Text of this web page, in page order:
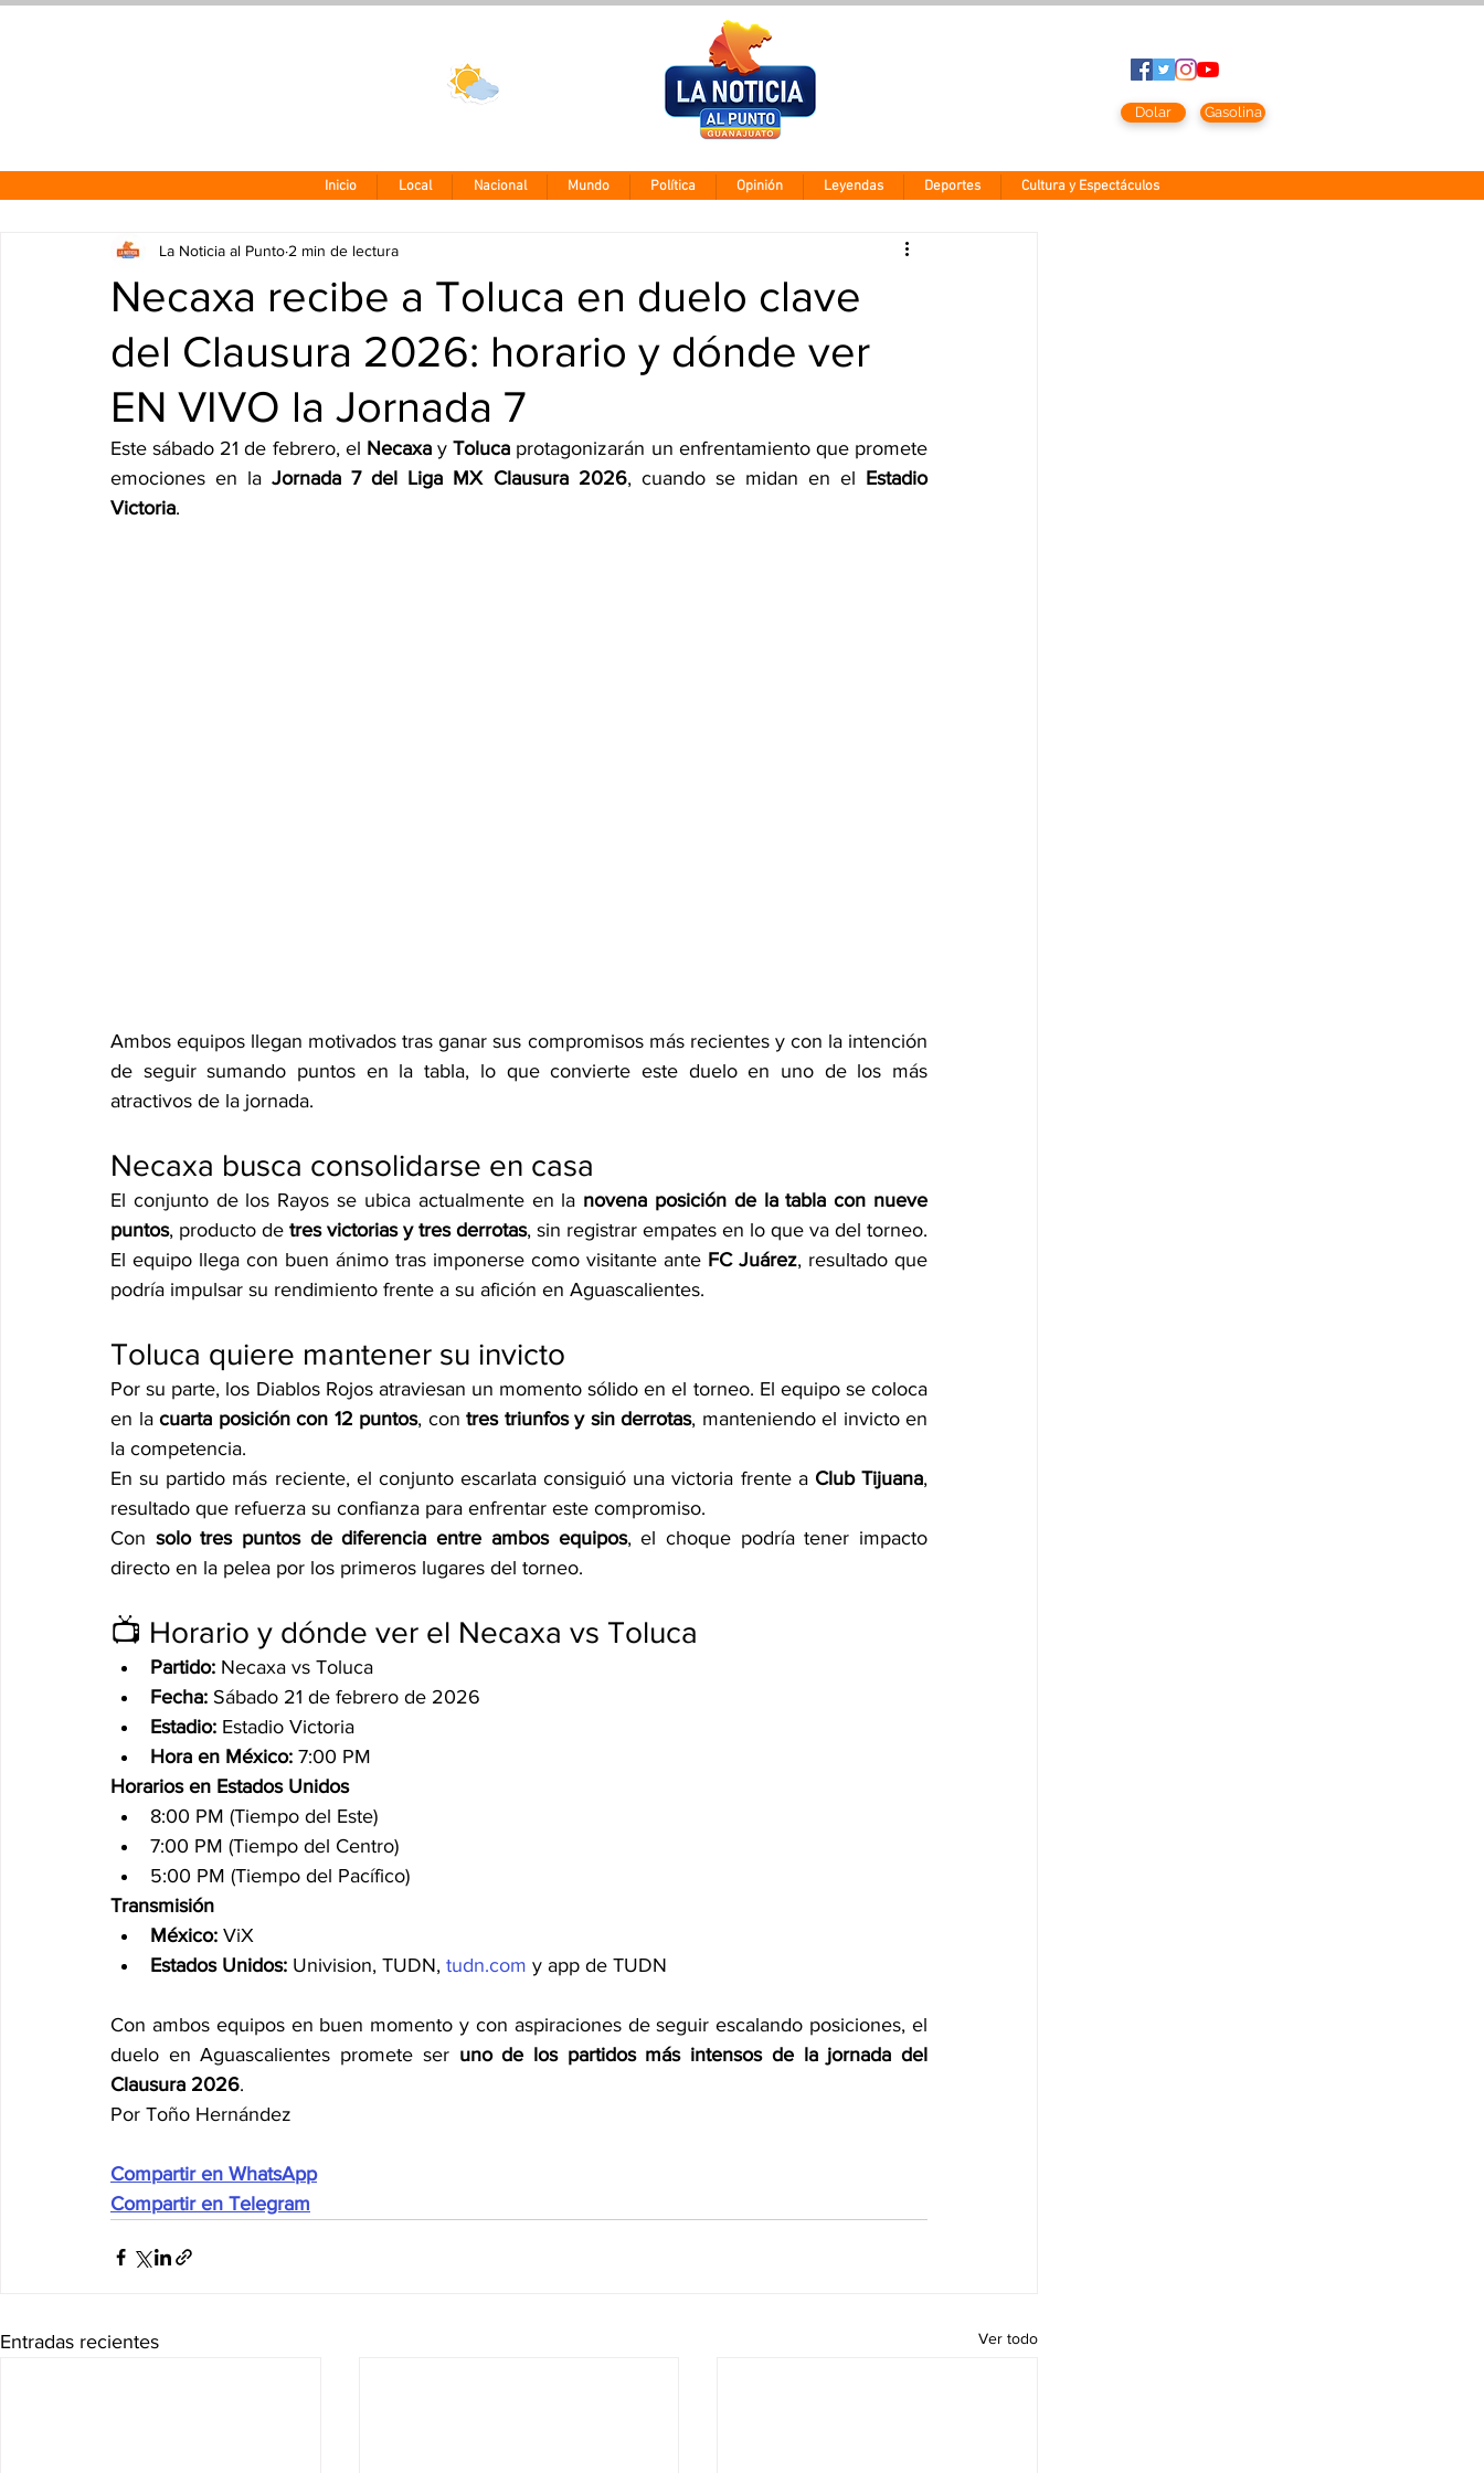
Dolar Gasolina
Inicio Local Nacional Mundo Política Opinión Leyendas Deportes Cultura y Espectáculos
Necaxa recibe a Toluca en duelo clave
del Clausura 2026: horario y dónde ver
EN VIVO la Jornada 7
La Noticia al Punto 2 min de lectura
Este sábado 21 de febrero, el Necaxa y Toluca protagonizarán un enfrentamiento que promete
emociones en la Jornada 7 del Liga MX Clausura 2026, cuando se midan en el Estadio
Victoria.
Ambos equipos llegan motivados tras ganar sus compromisos más recientes y con la intención
de seguir sumando puntos en la tabla, lo que convierte este duelo en uno de los más
atractivos de la jornada.
Necaxa busca consolidarse en casa
El conjunto de los Rayos se ubica actualmente en la novena posición de la tabla con nueve
puntos, producto de tres victorias y tres derrotas, sin registrar empates en lo que va del torneo.
El equipo llega con buen ánimo tras imponerse como visitante ante FC Juárez, resultado que
podría impulsar su rendimiento frente a su afición en Aguascalientes.
Toluca quiere mantener su invicto
Por su parte, los Diablos Rojos atraviesan un momento sólido en el torneo. El equipo se coloca
en la cuarta posición con 12 puntos, con tres triunfos y sin derrotas, manteniendo el invicto en
la competencia.
En su partido más reciente, el conjunto escarlata consiguió una victoria frente a Club Tijuana,
resultado que refuerza su confianza para enfrentar este compromiso.
Con solo tres puntos de diferencia entre ambos equipos, el choque podría tener impacto
directo en la pelea por los primeros lugares del torneo.
📺 Horario y dónde ver el Necaxa vs Toluca
Partido: Necaxa vs Toluca
Fecha: Sábado 21 de febrero de 2026
Estadio: Estadio Victoria
Hora en México: 7:00 PM
Horarios en Estados Unidos
8:00 PM (Tiempo del Este)
7:00 PM (Tiempo del Centro)
5:00 PM (Tiempo del Pacífico)
Transmisión
México: ViX
Estados Unidos: Univision, TUDN, tudn.com y app de TUDN
Con ambos equipos en buen momento y con aspiraciones de seguir escalando posiciones, el
duelo en Aguascalientes promete ser uno de los partidos más intensos de la jornada del
Clausura 2026.
Por Toño Hernández
Compartir en WhatsApp
Compartir en Telegram
Entradas recientes Ver todo